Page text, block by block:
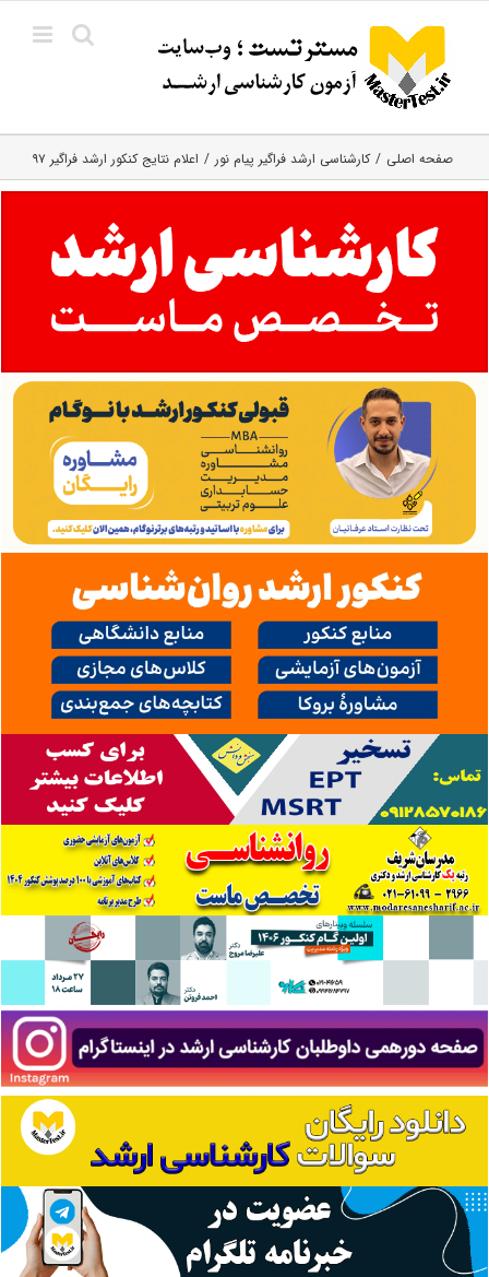
content
صفحه اصلی کارشناسی ارشد فراگیر پیام نور اعلام نتایج کنکور ارشد فراگیر ۹۷